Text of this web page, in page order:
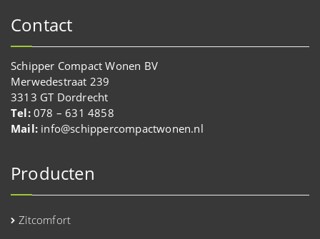
Contact
Schipper Compact Wonen BV
Merwedestraat 239
3313 GT Dordrecht
Tel:078 – 631 4858
Mail: info@schippercompactwonen.nl
Producten
Zitcomfort